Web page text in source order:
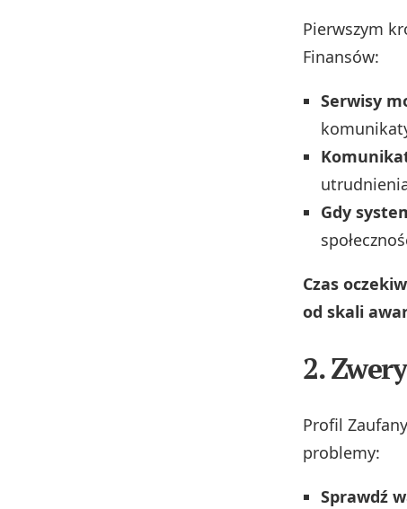
Pierwszym
Finansów:
Serwisy
Gdy
Czas
od skali
2.
Profil
problemy:
Sprawdź